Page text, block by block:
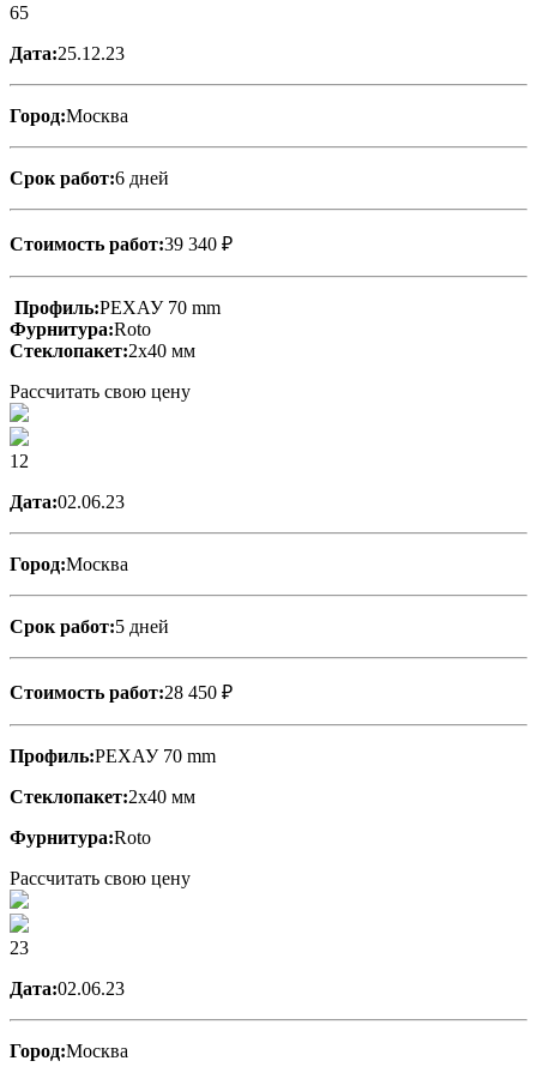
65
Дата:25.12.23
Город:Москва
Срок работ:6 дней
Стоимость работ:39 340 ₽
Профиль:РЕХАУ 70 mm
Фурнитура:Roto
Стеклопакет:2х40 мм
Рассчитать свою цену
12
Дата:02.06.23
Город:Москва
Срок работ:5 дней
Стоимость работ:28 450 ₽
Профиль:РЕХАУ 70 mm
Стеклопакет:2х40 мм
Фурнитура:Roto
Рассчитать свою цену
23
Дата:02.06.23
Город:Москва